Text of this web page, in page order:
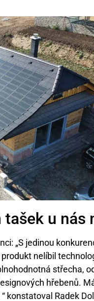
u nás
„S jedinou
nelíbil
střecha,
hřebenů.
konstatoval Radek